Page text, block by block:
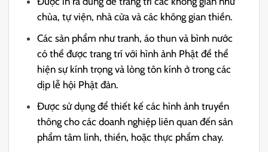
chùa, tự viện, nhà cửa và các không gian thiền.
Các sản phẩm như tranh, áo thun và bình nước
có thể được trang trí với hình ảnh Phật để thể
hiện sự kính trọng và lòng tôn kính ở trong các
dịp lễ hội Phật đản.
Được sử dụng để thiết kế các hình ảnh truyền
thông cho các doanh nghiệp liên quan đến sản
phẩm tâm linh, thiền, hoặc thực phẩm chay.